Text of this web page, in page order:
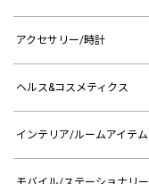
アクセサリー/時計
ヘルス&コスメティクス
インテリア/ルームアイテム